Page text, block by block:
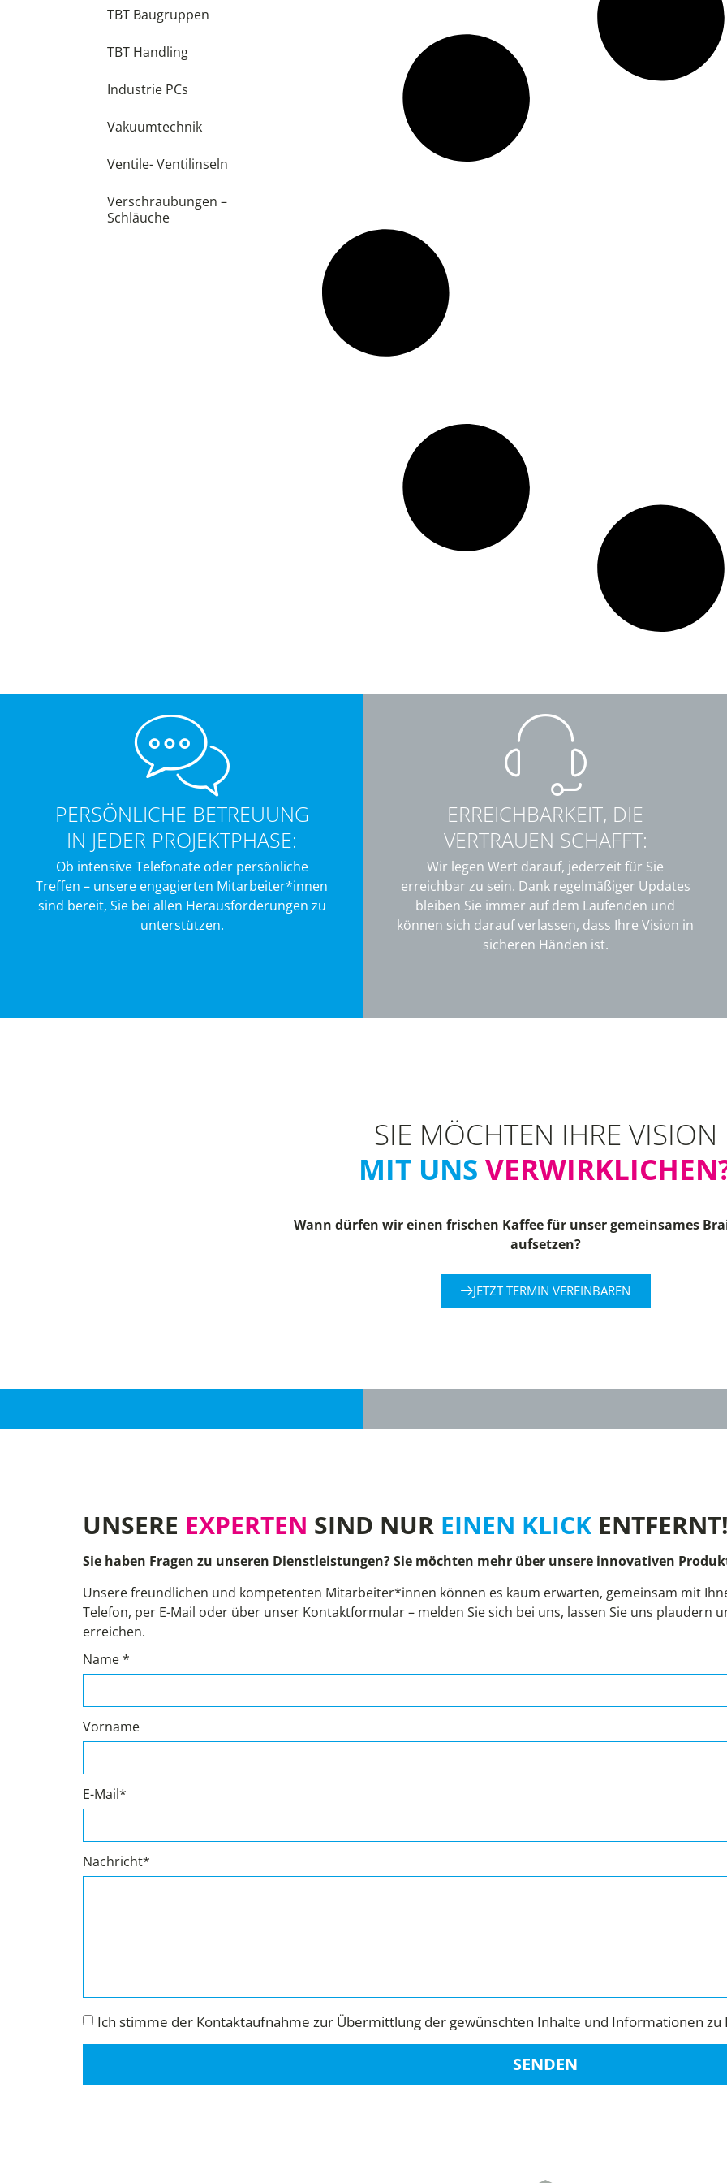
TBT Baugruppen
TBT Handling
Industrie PCs
Vakuumtechnik
Ventile- Ventilinseln
Verschraubungen –
Schläuche
PERSÖNLICHE BETREUUNG
IN JEDER PROJEKTPHASE:
Ob intensive Telefonate oder persönliche
Treffen – unsere engagierten Mitarbeiter*innen
sind bereit, Sie bei allen Herausforderungen zu
unterstützen.
ERREICHBARKEIT, DIE
VERTRAUEN SCHAFFT:
Wir legen Wert darauf, jederzeit für Sie
erreichbar zu sein. Dank regelmäßiger Updates
bleiben Sie immer auf dem Laufenden und
können sich darauf verlassen, dass Ihre Vision in
sicheren Händen ist.
SIE MÖCHTEN IHRE VISION
MIT UNS
Wann dürfen wir einen frischen Kaffee für unser gemeinsames
aufsetzen?
JETZT TERMIN VEREINBAREN
UNSERE EXPERTEN SIND NUR EINEN KLICK ENTFERNT!
Sie haben Fragen zu unseren Dienstleistungen? Sie möchten mehr über unsere innovativen
Unsere freundlichen und kompetenten Mitarbeiter*innen können es kaum erwarten, gemeinsam mit
Telefon, per E-Mail oder über unser Kontaktformular – melden Sie sich bei uns, lassen Sie uns plaudern
erreichen.
Name *
Vorname
E-Mail*
Nachricht*
Ich stimme der Kontaktaufnahme zur Übermittlung der gewünschten Inhalte und Informationen zu
SENDEN